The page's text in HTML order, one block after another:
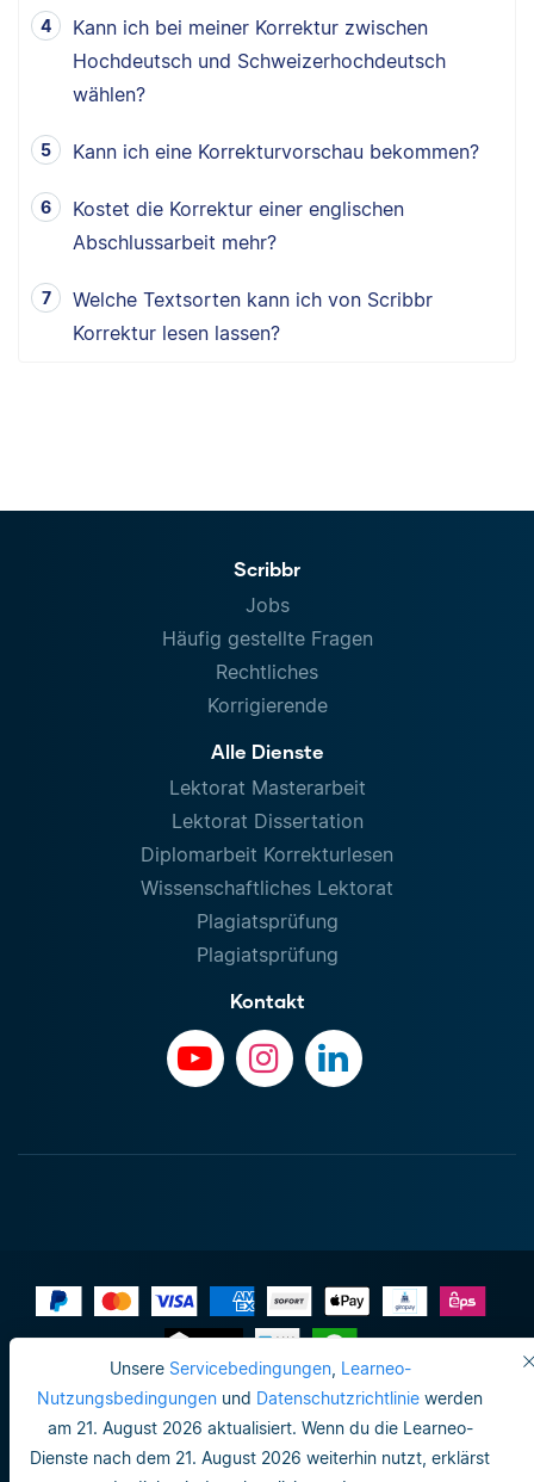
Unsere Servicebedingungen, Learneo-
Nutzungsbedingungen und Datenschutzrichtlinie werden
am 21. August 2026 aktualisiert. Wenn du die Learneo-
Dienste nach dem 21. August 2026 weiterhin nutzt, erklärst
Kann ich bei meiner Korrektur zwischen
Hochdeutsch und Schweizerhochdeutsch
wählen?
Kann ich eine Korrekturvorschau bekommen?
Kostet die Korrektur einer englischen
Abschlussarbeit mehr?
Welche Textsorten kann ich von Scribbr
Korrektur lesen lassen?
Scribbr
Jobs
Häufig gestellte Fragen
Rechtliches
Korrigierende
Alle Dienste
Lektorat Masterarbeit
Lektorat Dissertation
Diplomarbeit Korrekturlesen
Wissenschaftliches Lektorat
Plagiatsprüfung
Plagiatsprüfung
Kontakt
Impressum
Datenschutzrichtlinie